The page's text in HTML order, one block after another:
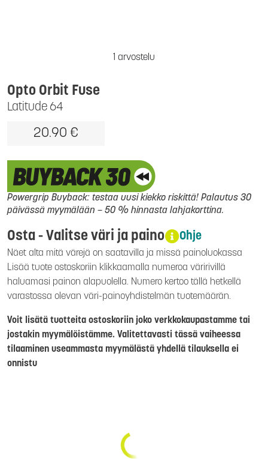
1 arvostelu
Latitude 64
Opto Orbit Fuse
20.90 €
Powergrip Buyback: testaa uusi kiekko riskittä! Palautus 30
päivässä myymälään – 50 % hinnasta lahjakorttina.
Osta - Valitse väri ja paino Ohje
Näet alta mitä värejä on saatavilla ja missä painoluokassa
Lisää tuote ostoskoriin klikkaamalla numeroa väririvillä
haluamasi painon alapuolella. Numero kertoo tällä hetkellä
varastossa olevan väri-painoyhdistelmän tuotemäärän.
Voit lisätä tuotteita ostoskoriin joko verkkokaupastamme tai
jostakin myymälöistämme. Valitettavasti tässä vaiheessa
tilaaminen useammasta myymälästä yhdellä tilauksella ei
onnistu